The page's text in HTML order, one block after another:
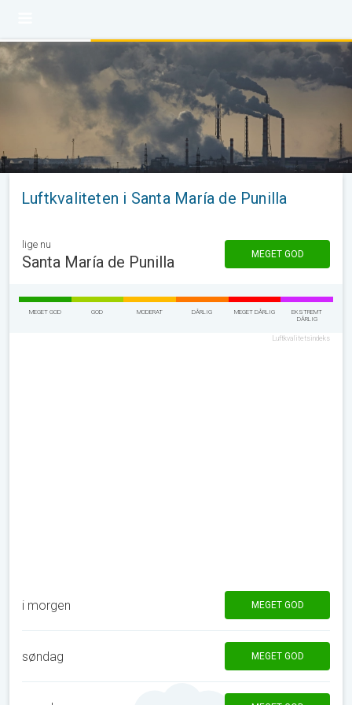
Luftkvaliteten i Santa María de Punilla
lige nu
Santa María de Punilla MEGET GOD
MEGET GOD GOD MODERAT DÅRLIG MEGET DÅRLIG
EKSTREMT
DÅRLIG
Luftkvalitetsindeks
i morgen MEGET GOD
søndag MEGET GOD